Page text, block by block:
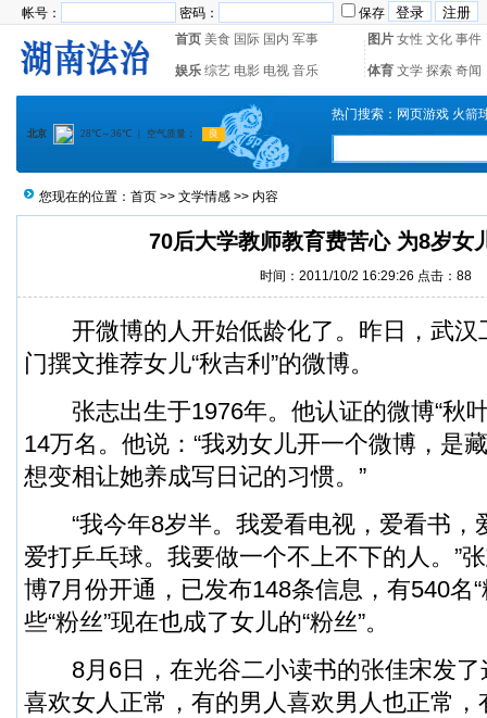
帐号： 密码：
保存
首页 美食 国际 国内 军事 图片 女性 文化 事件
娱乐 综艺 电影 电视 音乐 体育 文学 探索 奇闻
热门搜索： 网页游戏 火箭
您现在的位置： 首页 >> 文学情感 >> 内容
70后大学教师教育费苦心 为8岁女
时间：2011/10/2 16:29:26 点击： 88
开微博的人开始低龄化了。昨日，武汉
门撰文推荐女儿“秋吉利”的微博。
张志出生于1976年。他认证的微博“秋叶
14万名。他说：“我劝女儿开一个微博，是
想变相让她养成写日记的习惯。”
“我今年8岁半。我爱看电视，爱看书，
爱打乒乓球。我要做一个不上不下的人。”
博7月份开通，已发布148条信息，有540名
些“粉丝”现在也成了女儿的“粉丝”。
8月6日，在光谷二小读书的张佳宋发了
喜欢女人正常，有的男人喜欢男人也正常